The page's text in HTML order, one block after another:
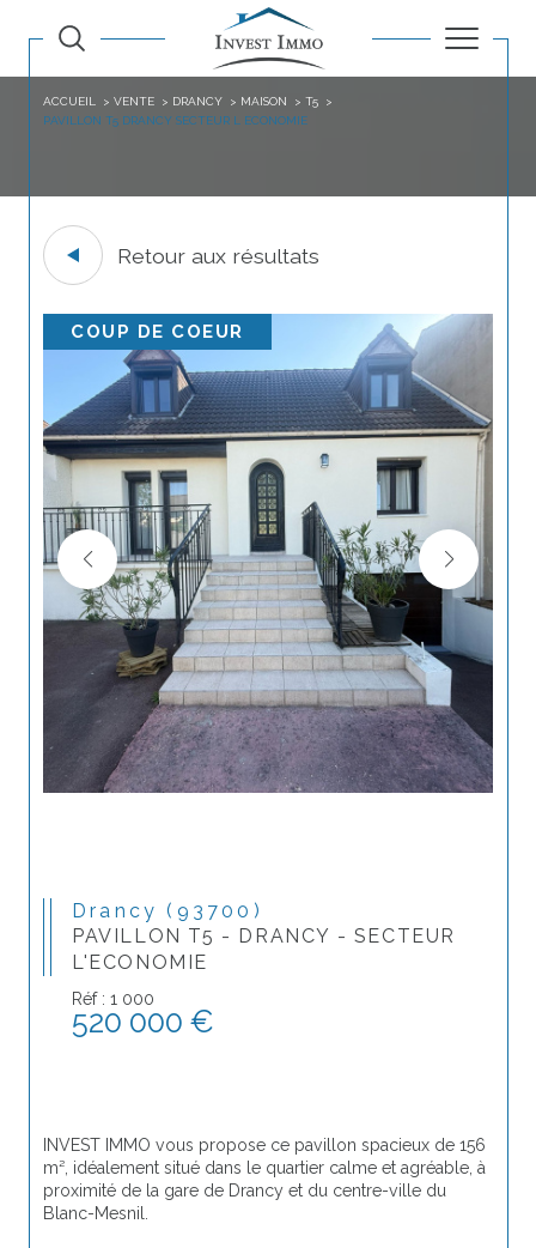
ACCUEIL VENTE DRANCY MAISON
T5
PAVILLON T5 DRANCY SECTEUR L ECONOMIE
Retour aux résultats
COUP DE COEUR
Drancy (93700)
PAVILLON T5 - DRANCY - SECTEUR
L'ECONOMIE
Réf : 1 000
520 000 €
INVEST IMMO vous propose ce pavillon spacieux de 156
m², idéalement situé dans le quartier calme et agréable, à
proximité de la gare de Drancy et du centre-ville du
Blanc-Mesnil.